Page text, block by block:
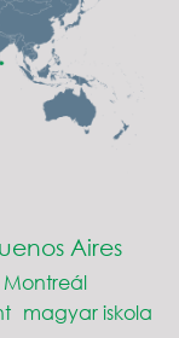
Aires
Montreál
magyar iskola